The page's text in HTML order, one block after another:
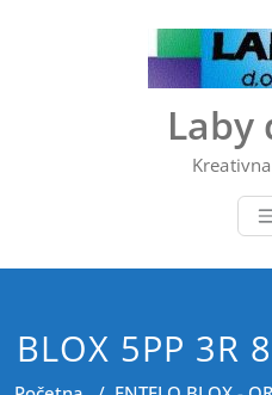
Laby
BLOX 5PP 3R